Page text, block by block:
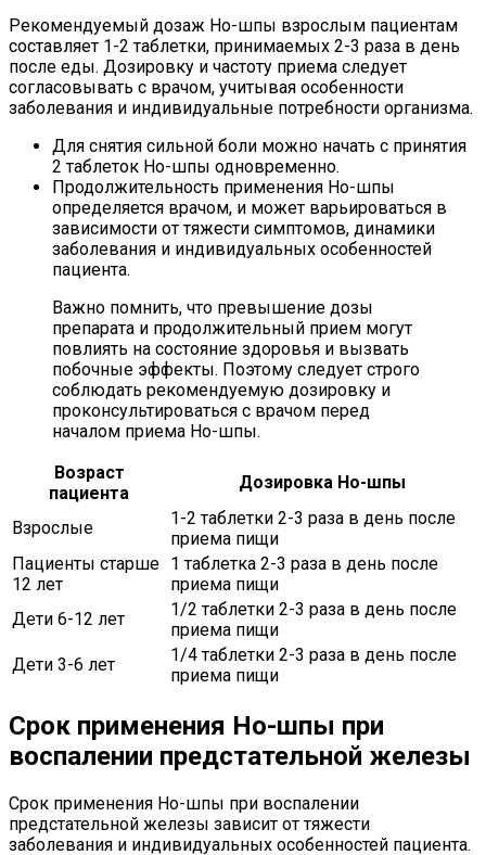
Рекомендуемый дозаж Но-шпы взрослым пациентам
составляет 1-2 таблетки, принимаемых 2-3 раза в день
после еды. Дозировку и частоту приема следует
согласовывать с врачом, учитывая особенности
заболевания и индивидуальные потребности организма.
Для снятия сильной боли можно начать с принятия
2 таблеток Но-шпы одновременно.
Продолжительность применения Но-шпы
определяется врачом, и может варьироваться в
зависимости от тяжести симптомов, динамики
заболевания и индивидуальных особенностей
пациента.
Важно помнить, что превышение дозы
препарата и продолжительный прием могут
повлиять на состояние здоровья и вызвать
побочные эффекты. Поэтому следует строго
соблюдать рекомендуемую дозировку и
проконсультироваться с врачом перед
началом приема Но-шпы.
Возраст
пациента
Дозировка Но-шпы
Взрослые
1-2 таблетки 2-3 раза в день после
приема пищи
Пациенты старше
12 лет
1 таблетка 2-3 раза в день после
приема пищи
Дети 6-12 лет
1/2 таблетки 2-3 раза в день после
приема пищи
Дети 3-6 лет
1/4 таблетки 2-3 раза в день после
приема пищи
Срок применения Но-шпы при
воспалении предстательной железы
Срок применения Но-шпы при воспалении
предстательной железы зависит от тяжести
заболевания и индивидуальных особенностей пациента.